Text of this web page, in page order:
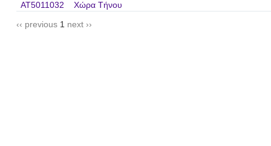
AT5011032
Χώρα Τήνου
‹‹ previous 1 next ››